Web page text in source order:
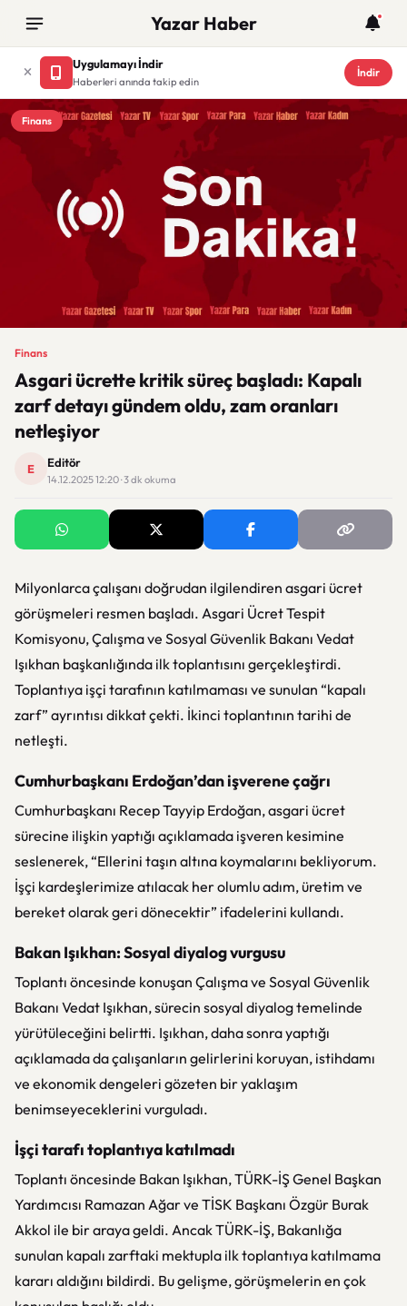
Yazar Haber
Uygulamayı İndir
Haberleri anında takip edin
İndir
Finans
Finans
Asgari ücrette kritik süreç başladı: Kapalı
zarf detayı gündem oldu, zam oranları
netleşiyor
E Editör
14.12.2025 12:20 · 3 dk okuma
Milyonlarca çalışanı doğrudan ilgilendiren asgari ücret
görüşmeleri resmen başladı. Asgari Ücret Tespit
Komisyonu, Çalışma ve Sosyal Güvenlik Bakanı Vedat
Işıkhan başkanlığında ilk toplantısını gerçekleştirdi.
Toplantıya işçi tarafının katılmaması ve sunulan “kapalı
zarf” ayrıntısı dikkat çekti. İkinci toplantının tarihi de
netleşti.
Cumhurbaşkanı Erdoğan’dan işverene çağrı
Cumhurbaşkanı Recep Tayyip Erdoğan, asgari ücret
sürecine ilişkin yaptığı açıklamada işveren kesimine
seslenerek, “Ellerini taşın altına koymalarını bekliyorum.
İşçi kardeşlerimize atılacak her olumlu adım, üretim ve
bereket olarak geri dönecektir” ifadelerini kullandı.
Bakan Işıkhan: Sosyal diyalog vurgusu
Toplantı öncesinde konuşan Çalışma ve Sosyal Güvenlik
Bakanı Vedat Işıkhan, sürecin sosyal diyalog temelinde
yürütüleceğini belirtti. Işıkhan, daha sonra yaptığı
açıklamada da çalışanların gelirlerini koruyan, istihdamı
ve ekonomik dengeleri gözeten bir yaklaşım
benimseyeceklerini vurguladı.
İşçi tarafı toplantıya katılmadı
Toplantı öncesinde Bakan Işıkhan, TÜRK-İŞ Genel Başkan
Yardımcısı Ramazan Ağar ve TİSK Başkanı Özgür Burak
Akkol ile bir araya geldi. Ancak TÜRK-İŞ, Bakanlığa
sunulan kapalı zarftaki mektupla ilk toplantıya katılmama
kararı aldığını bildirdi. Bu gelişme, görüşmelerin en çok